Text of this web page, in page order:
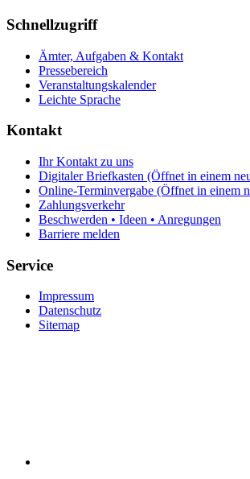
Schnellzugriff
Ämter, Aufgaben & Kontakt
Pressebereich
Veranstaltungskalender
Leichte Sprache
Kontakt
Ihr Kontakt zu uns
Digitaler Briefkasten (Öffnet in einem
Online-Terminvergabe (Öffnet in einem
Zahlungsverkehr
Beschwerden • Ideen • Anregungen
Barriere melden
Service
Impressum
Datenschutz
Sitemap